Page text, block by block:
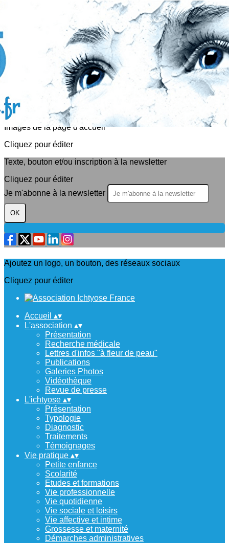
Exporter les lignes sélectionnées
Exporter toutes les colonnes
Exporter uniquement les colonnes affichées
<
>
Actualités
Evènements
?>
Images de la page d'accueil
Cliquez pour éditer
Texte, bouton et/ou inscription à la newsletter
Cliquez pour éditer
Je m'abonne à la newsletter
OK
Ajoutez un logo, un bouton, des réseaux sociaux
Cliquez pour éditer
Accueil ▴▾
L'association ▴▾
Présentation
Recherche médicale
Lettres d'infos "à fleur de peau"
Publications
Galeries Photos
Vidéothèque
Revue de presse
L'ichtyose ▴▾
Présentation
Typologie
Diagnostic
Traitements
Témoignages
Vie pratique ▴▾
Petite enfance
Scolarité
Etudes et formations
Vie professionnelle
Vie quotidienne
Vie sociale et loisirs
Vie affective et intime
Grossesse et maternité
Démarches administratives